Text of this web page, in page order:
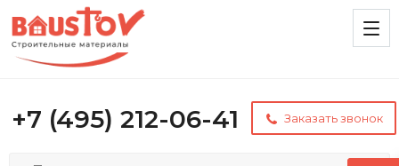
+7 (495) 212-06-41 Заказать звонок